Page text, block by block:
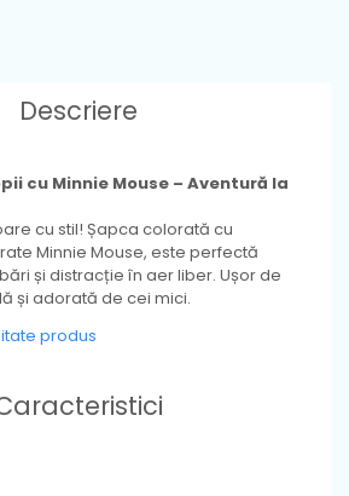
Descriere
cu Minnie Mouse – Aventură la
cu stil! Șapca colorată cu
Minnie Mouse, este perfectă
și distracție în aer liber. Ușor de
și adorată de cei mici.
produs